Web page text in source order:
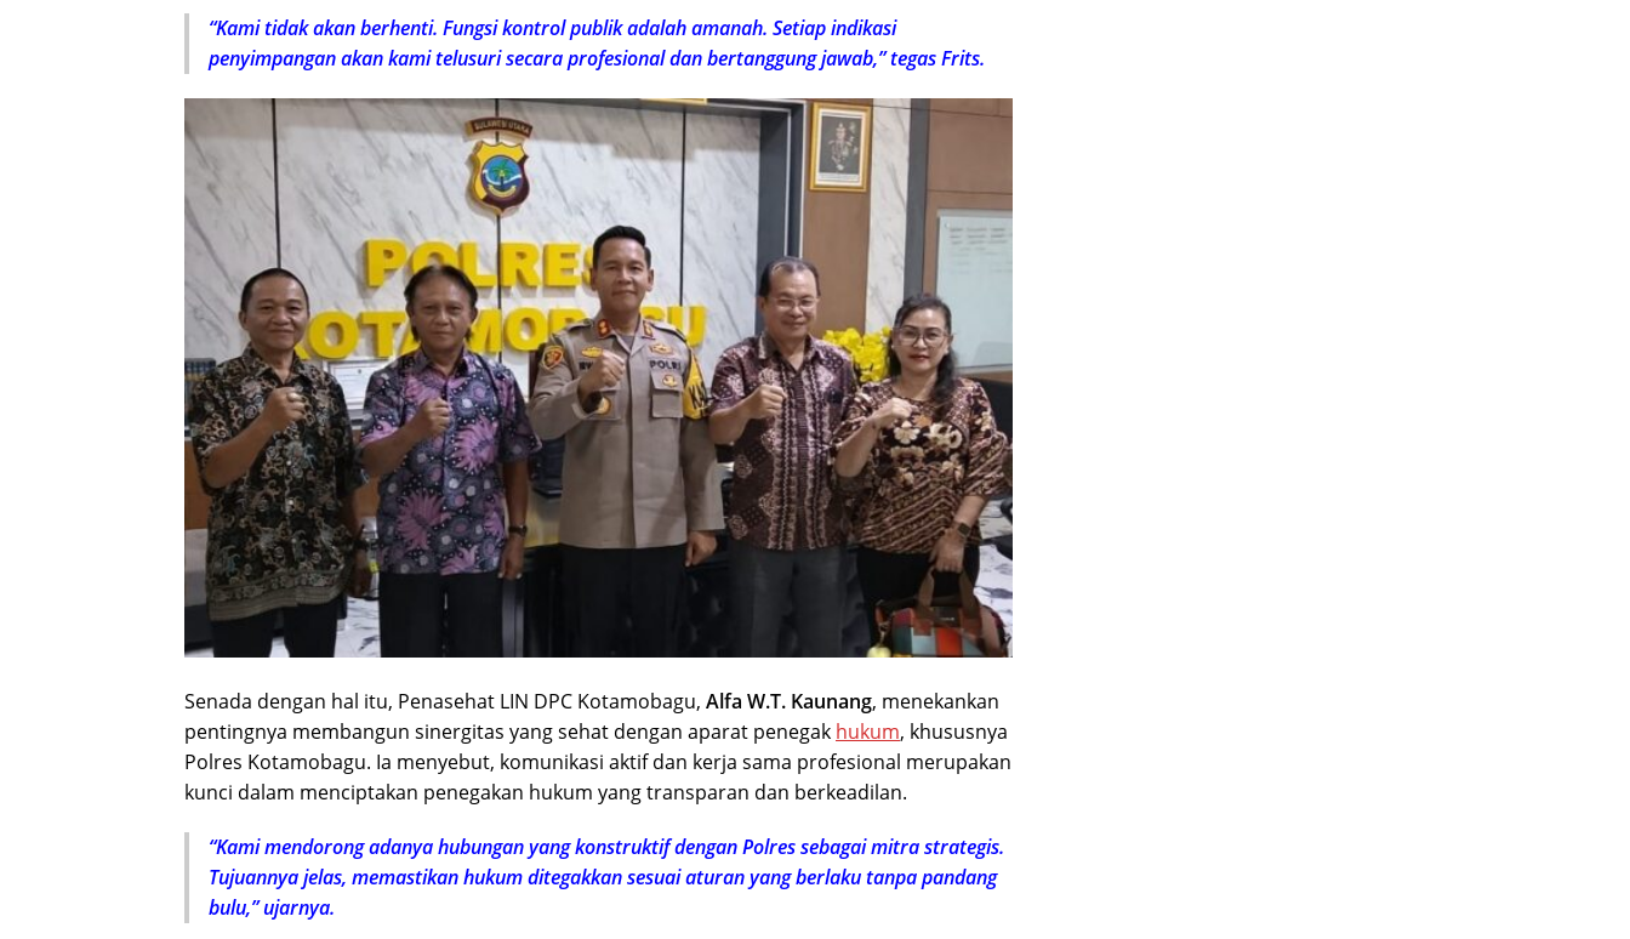
“Kami tidak akan berhenti. Fungsi kontrol publik adalah amanah. Setiap indikasi
penyimpangan akan kami telusuri secara profesional dan bertanggung jawab,” tegas Frits.
Senada dengan hal itu, Penasehat LIN DPC Kotamobagu, Alfa W.T. Kaunang, menekankan
pentingnya membangun sinergitas yang sehat dengan aparat penegak hukum, khususnya
Polres Kotamobagu. Ia menyebut, komunikasi aktif dan kerja sama profesional merupakan
kunci dalam menciptakan penegakan hukum yang transparan dan berkeadilan.
“Kami mendorong adanya hubungan yang konstruktif dengan Polres sebagai mitra strategis.
Tujuannya jelas, memastikan hukum ditegakkan sesuai aturan yang berlaku tanpa pandang
bulu,” ujarnya.